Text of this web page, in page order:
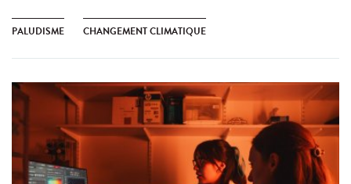
PALUDISME CHANGEMENT CLIMATIQUE